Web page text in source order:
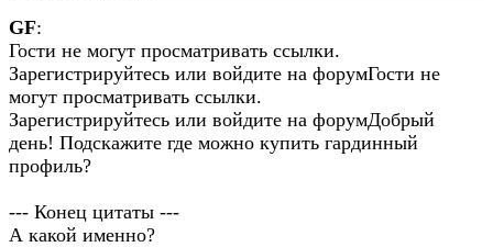
GF:
Гости не могут просматривать ссылки.
Зарегистрируйтесь или войдите на форумГости не
могут просматривать ссылки.
Зарегистрируйтесь или войдите на форумДобрый
день! Подскажите где можно купить гардинный
профиль?
--- Конец цитаты ---
А какой именно?